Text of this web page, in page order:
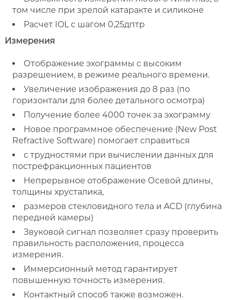
том числе при зрелой катаракте и силиконе
Расчет IOL с шагом 0,25дптр
Измерения
Отображение эхограммы с высоким
разрешением, в режиме реального времени.
Увеличение изображения до 8 раз (по
горизонтали для более детального осмотра)
Получение более 4000 точек за эхограмму
Новое программное обеспечение (New Post
Refractive Software) помогает справиться
с трудностями при вычислении данных для
пострефракционных пациентов
Непрерывное отображение Осевой длины,
толщины хрусталика,
размеров стекловидного тела и ACD (глубина
передней камеры)
Звуковой сигнал позволяет сразу проверить
правильность расположения, процесса
измерения.
Иммерсионный метод гарантирует
повышенную точность измерения.
Контактный способ также возможен.